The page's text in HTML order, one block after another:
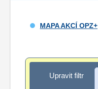
MAPA AKCÍ OPZ+
Upravit filtr
Upravit filtr